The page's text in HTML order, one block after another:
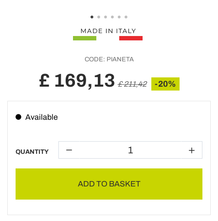
CODE: PIANETA
£ 169,13 £ 211,42 -20%
Available
QUANTITY
ADD TO BASKET